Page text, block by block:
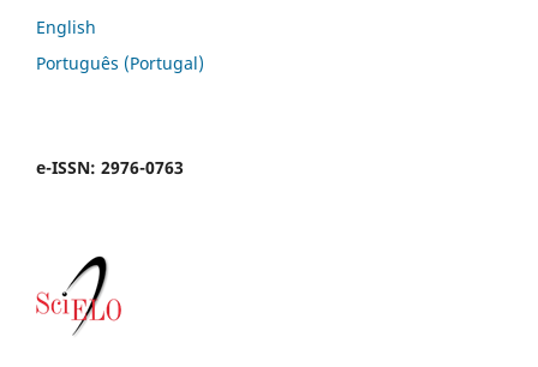
English
Português (Portugal)
e-ISSN: 2976-0763